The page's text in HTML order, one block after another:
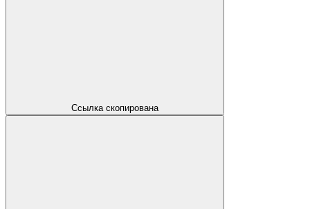
Ссылка скопирована